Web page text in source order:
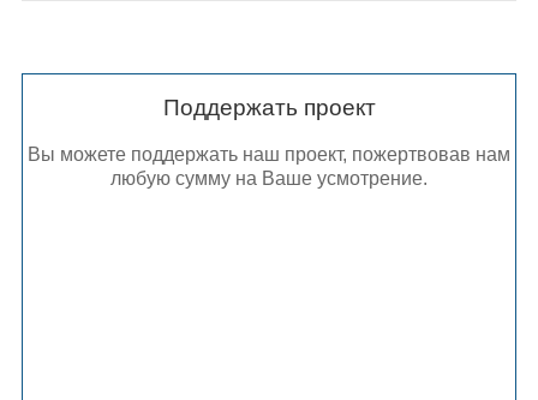
Поддержать проект
Вы можете поддержать наш проект, пожертвовав нам
любую сумму на Ваше усмотрение.